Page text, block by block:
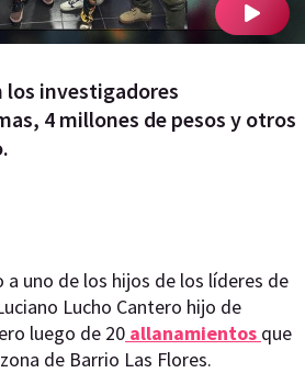
investigadores
4 millones de pesos y otros
a uno de los hijos de los líderes de
Lucho Cantero hijo de
luego de 20 allanamientos que
de Barrio Las Flores.